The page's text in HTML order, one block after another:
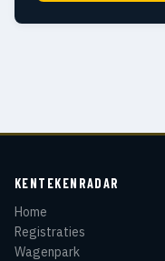
KENTEKENRADAR
Home
Registraties
Wagenpark